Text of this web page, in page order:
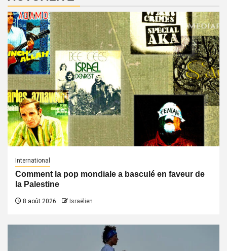
International
Comment la pop mondiale a basculé en faveur de
la Palestine
8 août 2026 Israëlien